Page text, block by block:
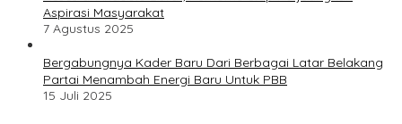
Aspirasi Masyarakat
7 Agustus 2025
Bergabungnya Kader Baru Dari Berbagai Latar Belakang
Partai Menambah Energi Baru Untuk PBB
15 Juli 2025